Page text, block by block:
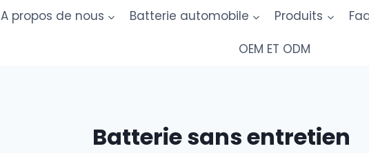
A propos de nous Batterie automobile Produits
OEM ET ODM
Batterie sans entretien